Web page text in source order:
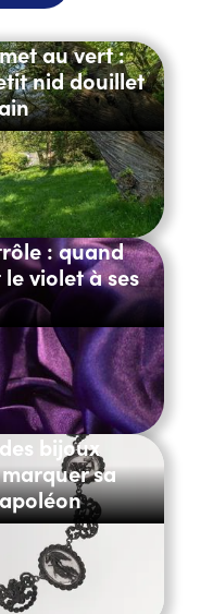
au vert :
nid douillet
: quand
violet à ses
bijoux
sa